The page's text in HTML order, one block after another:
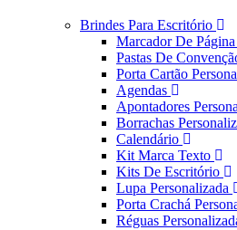
Brindes Para Escritório
Marcador De
Pastas De
Porta Cartão
Agendas
Apontadores
Borrachas
Calendário
Kit Marca Texto
Kits De Escritório
Lupa Personalizada
Porta Crachá
Réguas